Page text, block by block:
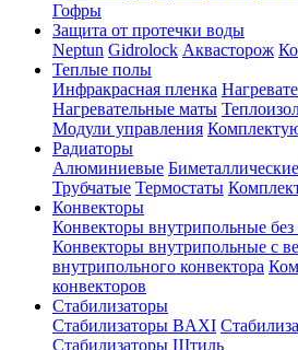
Гофры
Защита от протечки воды
Neptun Gidrolock Аквасторож
Теплые полы
Инфракрасная пленка
Нагревательные маты
Модули управления
Радиаторы
Алюминиевые Биметаллические
Трубчатые Термостаты
Конвекторы
Конвекторы внутрипольные без
Конвекторы внутрипольные с
внутрипольного конвектора
конвекторов
Стабилизаторы
Стабилизаторы BAXI
Стабилизаторы Штиль